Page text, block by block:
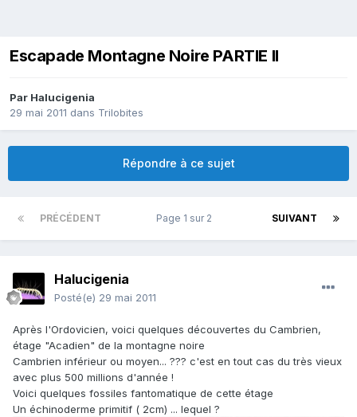
Escapade Montagne Noire PARTIE II
Par Halucigenia
29 mai 2011 dans Trilobites
Répondre à ce sujet
PRÉCÉDENT SUIVANT
Page 1 sur 2
Halucigenia
Posté(e) 29 mai 2011
Après l'Ordovicien, voici quelques découvertes du Cambrien,
étage "Acadien" de la montagne noire
Cambrien inférieur ou moyen... ??? c'est en tout cas du très vieux
avec plus 500 millions d'année !
Voici quelques fossiles fantomatique de cette étage
Un échinoderme primitif ( 2cm) ... lequel ?